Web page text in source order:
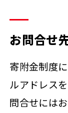
お問合せ
寄附金制度
ルアドレス
問合せには